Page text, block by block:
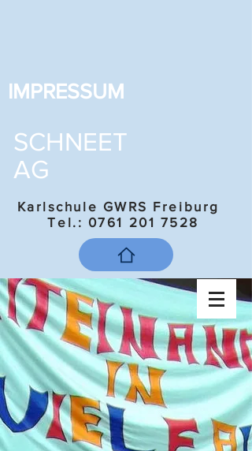
IMPRESSUM
SCHNEET
AG
Karlschule GWRS Freiburg
Tel.: 0761 201 7528